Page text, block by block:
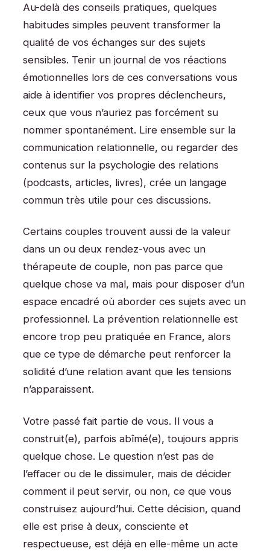
Au-delà des conseils pratiques, quelques
habitudes simples peuvent transformer la
qualité de vos échanges sur des sujets
sensibles. Tenir un journal de vos réactions
émotionnelles lors de ces conversations vous
aide à identifier vos propres déclencheurs,
ceux que vous n’auriez pas forcément su
nommer spontanément. Lire ensemble sur la
communication relationnelle, ou regarder des
contenus sur la psychologie des relations
(podcasts, articles, livres), crée un langage
commun très utile pour ces discussions.
Certains couples trouvent aussi de la valeur
dans un ou deux rendez-vous avec un
thérapeute de couple, non pas parce que
quelque chose va mal, mais pour disposer d’un
espace encadré où aborder ces sujets avec un
professionnel. La prévention relationnelle est
encore trop peu pratiquée en France, alors
que ce type de démarche peut renforcer la
solidité d’une relation avant que les tensions
n’apparaissent.
Votre passé fait partie de vous. Il vous a
construit(e), parfois abîmé(e), toujours appris
quelque chose. Le question n’est pas de
l’effacer ou de le dissimuler, mais de décider
comment il peut servir, ou non, ce que vous
construisez aujourd’hui. Cette décision, quand
elle est prise à deux, consciente et
respectueuse, est déjà en elle-même un acte